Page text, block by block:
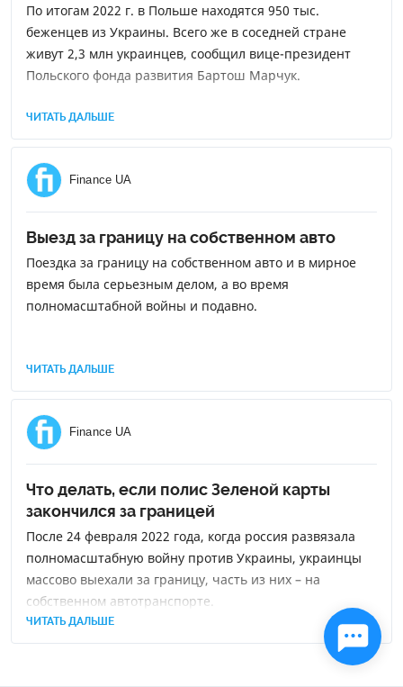
По итогам 2022 г. в Польше находятся 950 тыс.
беженцев из Украины. Всего же в соседней стране
живут 2,3 млн украинцев, сообщил вице-президент
Польского фонда развития Бартош Марчук.
ЧИТАТЬ ДАЛЬШЕ
Finance UA
Выезд за границу на собственном авто
Поездка за границу на собственном авто и в мирное
время была серьезным делом, а во время
полномасштабной войны и подавно.
ЧИТАТЬ ДАЛЬШЕ
Finance UA
Что делать, если полис Зеленой карты
закончился за границей
После 24 февраля 2022 года, когда россия развязала
полномасштабную войну против Украины, украинцы
массово выехали за границу, часть из них – на
собственном автотранспорте.
ЧИТАТЬ ДАЛЬШЕ